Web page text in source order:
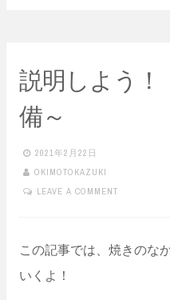
説明しよう
備～
2021年2月22日
OKIMOTOKAZUKI
LEAVE A COMMENT
この記事では、焼きのな
いくよ！